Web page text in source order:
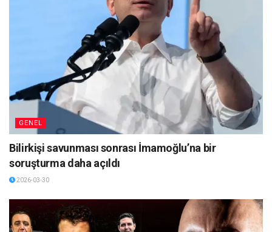
GENEL
Bilirkişi savunması sonrası İmamoğlu’na bir
soruşturma daha açıldı
2026-03-30